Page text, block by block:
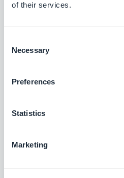
of their services.
Selection
Necessary
Preferences
Statistics
Marketing
Vapaa
Jakamisen
verkostoissa
Luo